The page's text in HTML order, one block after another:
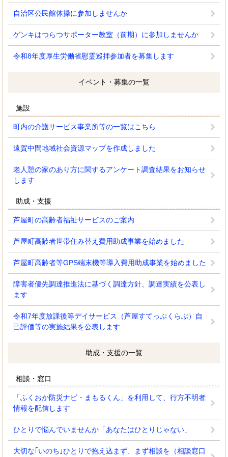
自治区公民館体操に参加しませんか
ゲンキはつらつサポーター教室（前期）に参加しませんか
令和8年度厚生労働省慰霊巡拝参加者を募集します
イベント・募集の一覧
施設
町内の介護サービス事業所等の一覧はこちら
遠賀中間地域社会資源マップを作成しました
老人憩の家のあり方に関するアンケート調査結果をお知らせ
します
助成・支援
芦屋町の高齢者福祉サービスのご案内
芦屋町高齢者世帯住み替え費用助成事業を始めました
芦屋町高齢者等GPS端末機等導入費用助成事業を始めました
障害者優先調達推進法に基づく調達方針、調達実績を公表し
ます
令和7年度放課後等デイサービス（芦屋すてっぷくらぶ）自
己評価等の実施結果を公表します
助成・支援の一覧
相談・窓口
「ふくおか防災ナビ・まもるくん」を利用して、行方不明者
情報を配信します
ひとりで悩んでいませんか「あなたはひとりじゃない」
大切な｢いのち｣ひとりで抱え込まず、まず相談を（相談窓口